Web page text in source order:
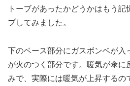
トーブがあったかどうかはもう
プしてみました。
下のベース部分にガスボンベが入
が火のつく部分です。暖気が傘に
みで、実際には暖気が上昇するの